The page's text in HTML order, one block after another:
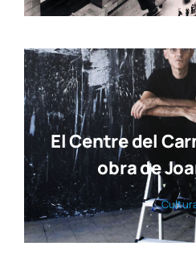
El Centre del
obra de